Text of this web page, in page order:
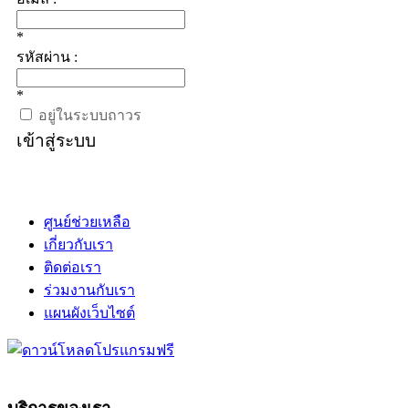
*
รหัสผ่าน :
*
อยู่ในระบบถาวร
เข้าสู่ระบบ
ศูนย์ช่วยเหลือ
เกี่ยวกับเรา
ติดต่อเรา
ร่วมงานกับเรา
แผนผังเว็บไซต์